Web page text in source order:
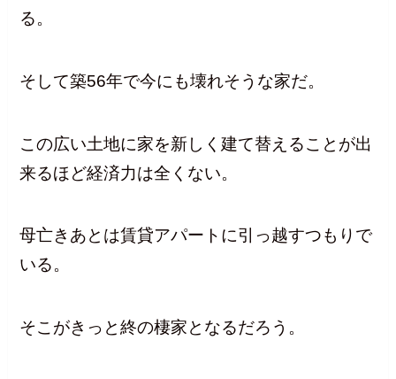
る。
そして築56年で今にも壊れそうな家だ。
この広い土地に家を新しく建て替えることが出
来るほど経済力は全くない。
母亡きあとは賃貸アパートに引っ越すつもりで
いる。
そこがきっと終の棲家となるだろう。